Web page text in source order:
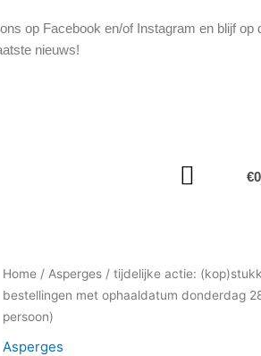
op Facebook en/of Instagram en blijf op
nieuws!
€
Home / Asperges / tijdelijke actie:
bestellingen met ophaaldatum donderdag
persoon)
Asperges